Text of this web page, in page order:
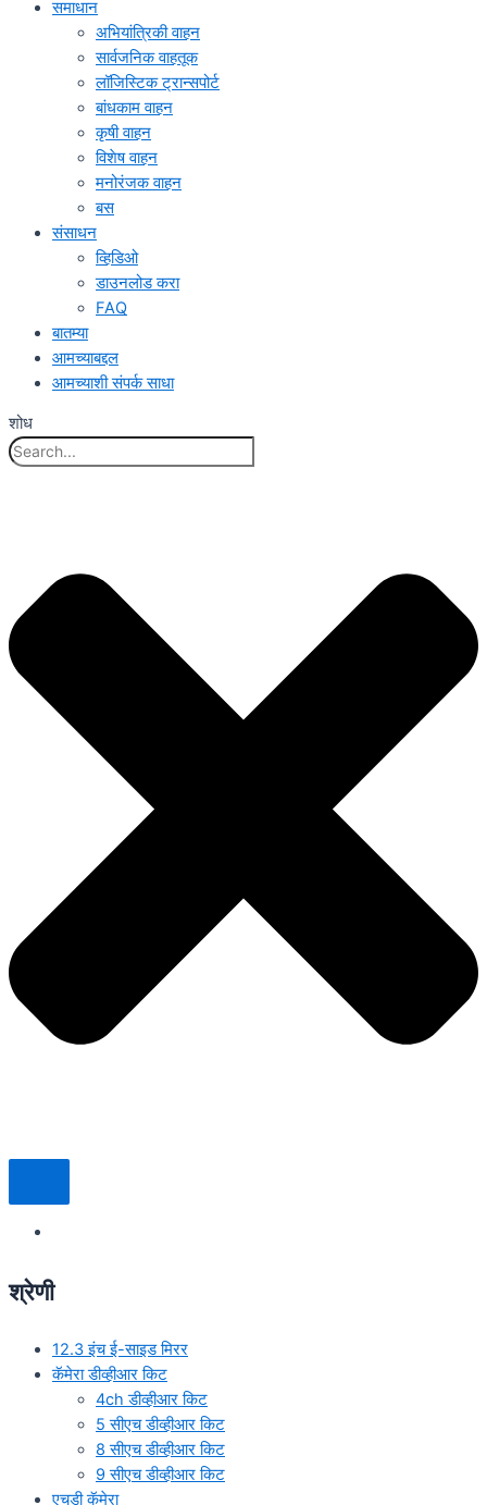
समाधान
अभियांत्रिकी वाहन
सार्वजनिक वाहतूक
लॉजिस्टिक ट्रान्सपोर्ट
बांधकाम वाहन
कृषी वाहन
विशेष वाहन
मनोरंजक वाहन
बस
संसाधन
व्हिडिओ
डाउनलोड करा
FAQ
बातम्या
आमच्याबद्दल
आमच्याशी संपर्क साधा
शोध
श्रेणी
12.3 इंच ई-साइड मिरर
कॅमेरा डीव्हीआर किट
4ch डीव्हीआर किट
5 सीएच डीव्हीआर किट
8 सीएच डीव्हीआर किट
9 सीएच डीव्हीआर किट
एचडी कॅमेरा